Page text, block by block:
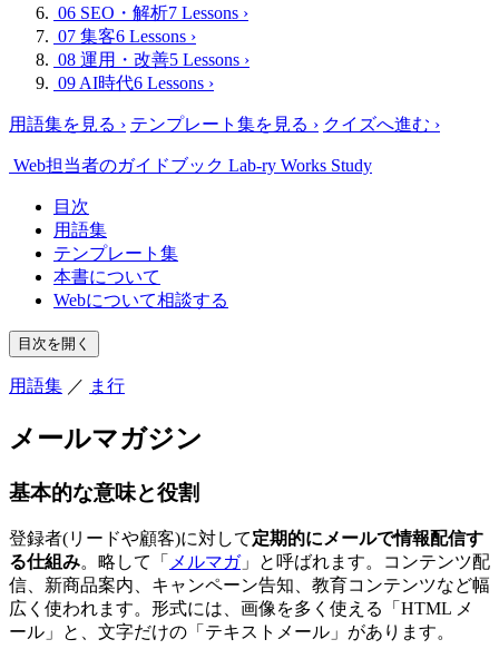
06 SEO・解析7 Lessons ›
07 集客6 Lessons ›
08 運用・改善5 Lessons ›
09 AI時代6 Lessons ›
用語集を見る › テンプレート集を見る › クイズへ進む ›
Web担当者のガイドブック Lab-ry Works Study
目次
用語集
テンプレート集
本書について
Webについて相談する
目次を開く
用語集 ／ ま行
メールマガジン
基本的な意味と役割
登録者(リードや顧客)に対して定期的にメールで情報配信す
る仕組み。略して「 メルマガ」と呼ばれます。コンテンツ配
信、新商品案内、キャンペーン告知、教育コンテンツなど幅
広く使われます。形式には、画像を多く使える「HTML メ
ール」と、文字だけの「テキストメール」があります。